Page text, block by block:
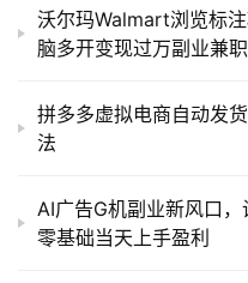
沃尔玛Walmart浏览标
脑多开变现过万副业兼职
拼多多虚拟电商自动发
法
AI广告G机副业新风口
零基础当天上手盈利